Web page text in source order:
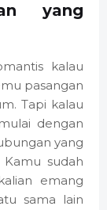
yang
kalau
pasangan
Tapi kalau
dengan
yang
sudah
emang
sama lain